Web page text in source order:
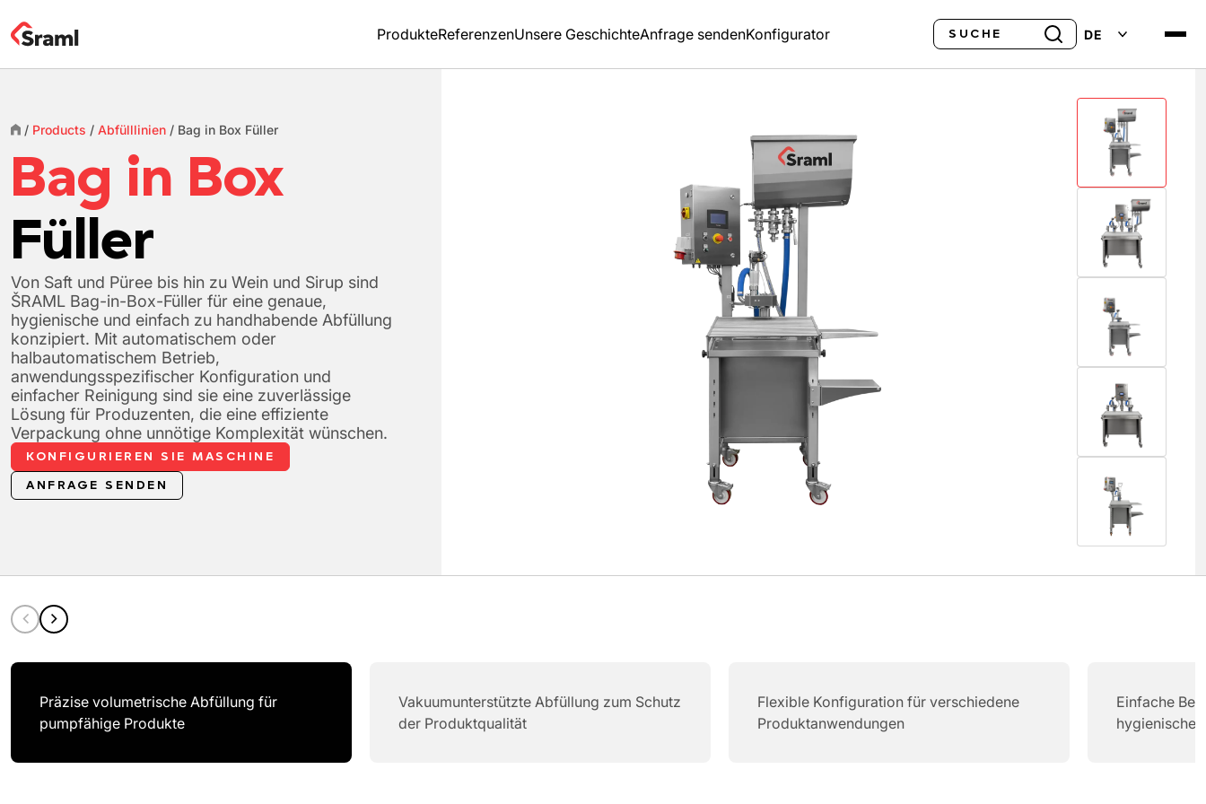
ProdukteReferenzenUnsere GeschichteAnfrage sendenKonfigurator Suche DE
/ Products / Abfülllinien / Bag in Box Füller
Bag in Box
Füller
Von Saft und Püree bis hin zu Wein und Sirup sind
ŠRAML Bag-in-Box-Füller für eine genaue,
hygienische und einfach zu handhabende Abfüllung
konzipiert. Mit automatischem oder
halbautomatischem Betrieb,
anwendungsspezifischer Konfiguration und
einfacher Reinigung sind sie eine zuverlässige
Lösung für Produzenten, die eine effiziente
Verpackung ohne unnötige Komplexität wünschen.
KONFIGURIEREN SIE MASCHINE
ANFRAGE SENDEN
Präzise volumetrische Abfüllung für
pumpfähige Produkte
Vakuumunterstützte Abfüllung zum Schutz
der Produktqualität
Flexible Konfiguration für verschiedene
Produktanwendungen
Einfache